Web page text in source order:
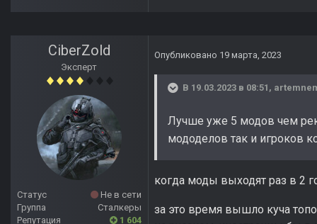
CiberZold
Эксперт
Статус
Не в сети
Группа
Сталкеры
Репутация
1 604
Опубликовано 19 марта, 2023
В 19.03.2023 в 08:51,
Лучше уже 5 модов чем
мододелов так и игроков
когда моды выходят раз в 2
за это время вышло куча